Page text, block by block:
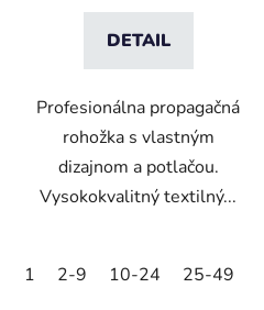
DETAIL
Profesionálna propagačná
rohožka s vlastným
dizajnom a potlačou.
Vysokokvalitný textilný...
1 2-9 10-24 25-49